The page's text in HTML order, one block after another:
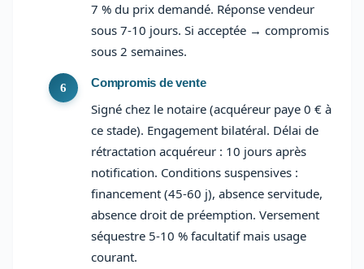
7 % du prix demandé. Réponse vendeur
sous 7-10 jours. Si acceptée → compromis
sous 2 semaines.
Compromis de vente
Signé chez le notaire (acquéreur paye 0 € à
ce stade). Engagement bilatéral. Délai de
rétractation acquéreur : 10 jours après
notification. Conditions suspensives :
financement (45-60 j), absence servitude,
absence droit de préemption. Versement
séquestre 5-10 % facultatif mais usage
courant.